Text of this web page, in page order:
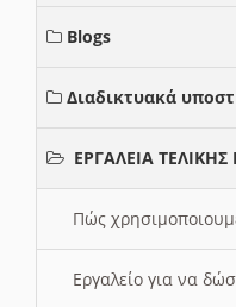
Blogs
Διαδικτυακά
ΕΡΓΑΛΕΙΑ ΤΕΛΙΚΗΣ
Πώς
Εργαλείο για να